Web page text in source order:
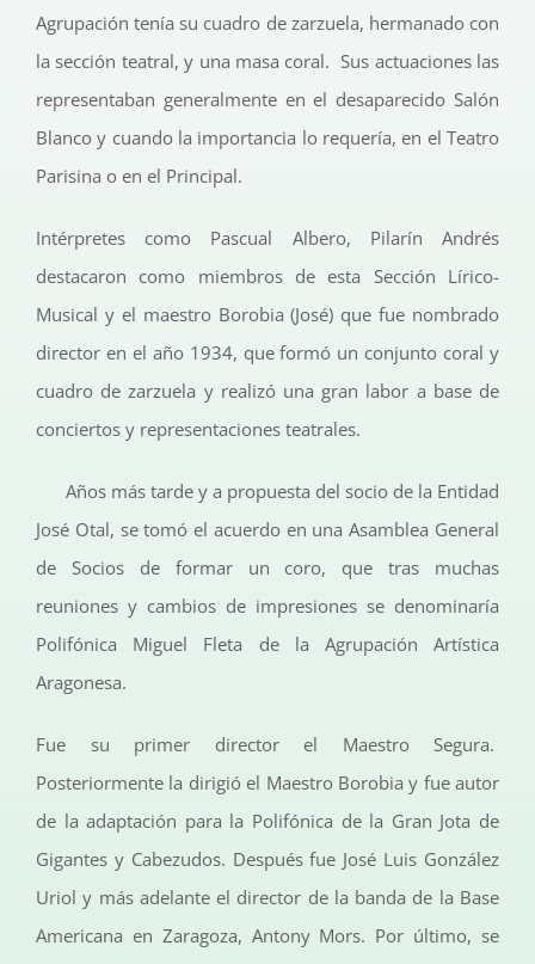
Agrupación tenía su cuadro de zarzuela, hermanado con
la sección teatral, y una masa coral. Sus actuaciones las
representaban generalmente en el desaparecido Salón
Blanco y cuando la importancia lo requería, en el Teatro
Parisina o en el Principal.
Intérpretes como Pascual Albero, Pilarín Andrés
destacaron como miembros de esta Sección Lírico-
Musical y el maestro Borobia (José) que fue nombrado
director en el año 1934, que formó un conjunto coral y
cuadro de zarzuela y realizó una gran labor a base de
conciertos y representaciones teatrales.
Años más tarde y a propuesta del socio de la Entidad
José Otal, se tomó el acuerdo en una Asamblea General
de Socios de formar un coro, que tras muchas
reuniones y cambios de impresiones se denominaría
Polifónica Miguel Fleta de la Agrupación Artística
Aragonesa.
Fue su primer director el Maestro Segura.
Posteriormente la dirigió el Maestro Borobia y fue autor
de la adaptación para la Polifónica de la Gran Jota de
Gigantes y Cabezudos. Después fue José Luis González
Uriol y más adelante el director de la banda de la Base
Americana en Zaragoza, Antony Mors. Por último, se